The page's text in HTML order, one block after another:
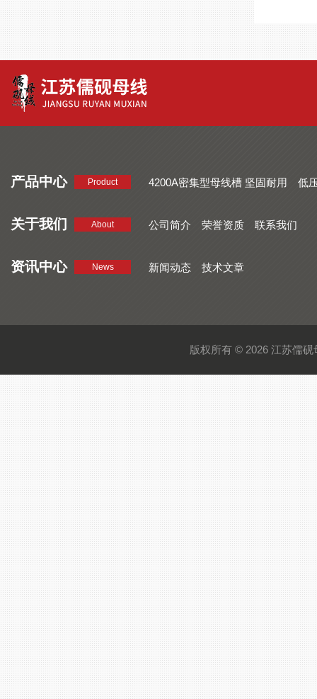
产品中心 Product 4200A密集型母线槽 坚固耐用
低
关于我们 About 公司简介 荣誉资质 联系我们
资讯中心 News 新闻动态 技术文章
版权所有 © 2026 江苏儒